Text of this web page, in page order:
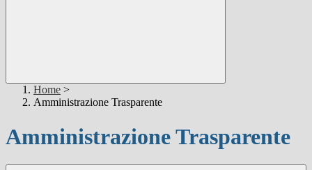
Home >
Amministrazione Trasparente
Amministrazione Trasparente